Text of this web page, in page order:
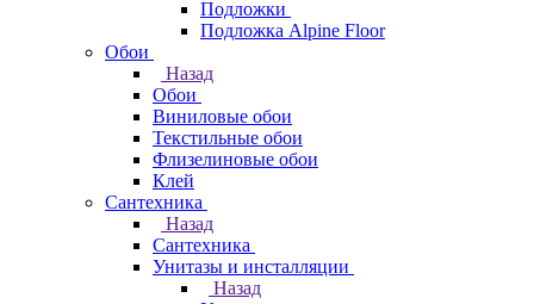
Подложки
Подложка Alpine Floor
Обои
Назад
Обои
Виниловые обои
Текстильные обои
Флизелиновые обои
Клей
Сантехника
Назад
Сантехника
Унитазы и инсталляции
Назад